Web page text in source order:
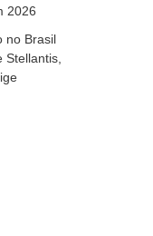
2026
no Brasil